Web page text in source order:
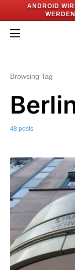
ANDROID
Browsing Tag
48 posts